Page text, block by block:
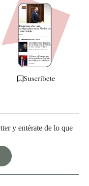
Suscríbete
y entérate de lo que